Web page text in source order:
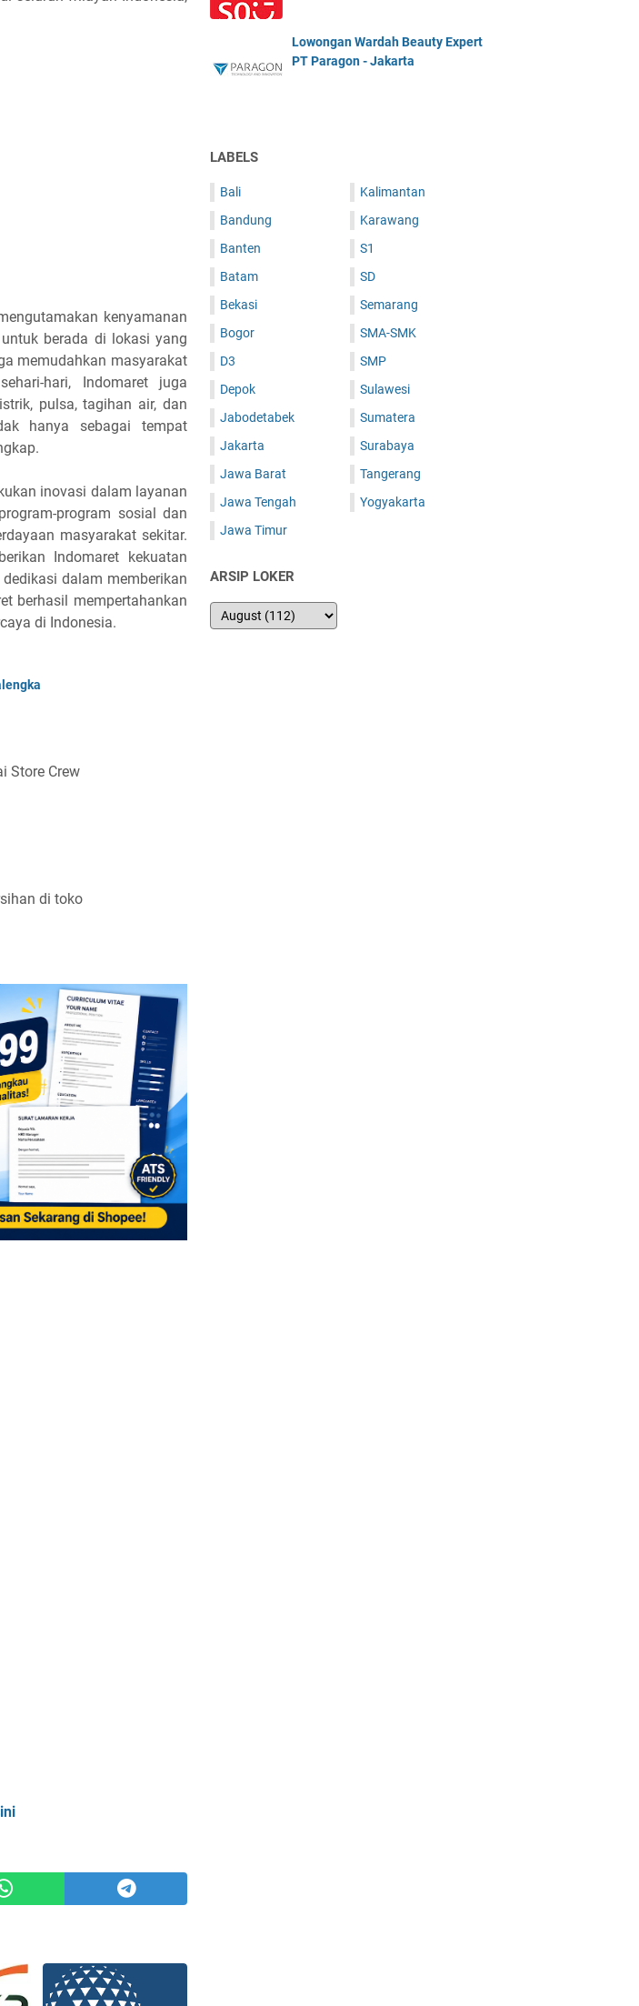
kenyamanan
berada di lokasi yang
memudahkan masyarakat
hari, Indomaret juga
pulsa, tagihan air, dan
hanya sebagai tempat
inovasi dalam layanan
program sosial dan
masyarakat sekitar.
Indomaret kekuatan
dalam memberikan
berhasil mempertahankan
di Indonesia.
Store Crew
di toko
Lowongan Wardah Beauty Expert
PT Paragon - Jakarta
LABELS
Bali
Bandung
Banten
Batam
Bekasi
Bogor
D3
Depok
Jabodetabek
Jakarta
Jawa Barat
Jawa Tengah
Jawa Timur
Kalimantan
Karawang
S1
SD
Semarang
SMA-SMK
SMP
Sulawesi
Sumatera
Surabaya
Tangerang
Yogyakarta
ARSIP LOKER